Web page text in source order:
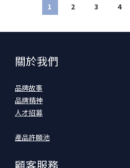
1 2 3 4
關於我們
品牌故事
品牌精神
人才招募
產品許願池
顧客服務